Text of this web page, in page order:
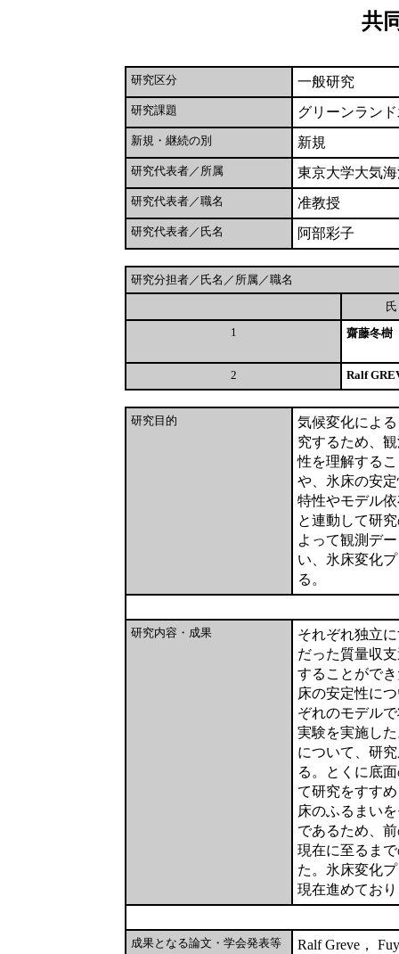
共
研究区分 一般研究
研究課題 グリーンラン
新規・継続の別 新規
研究代表者／所属 東京大学大気
研究代表者／職名 准教授
研究代表者／氏名 阿部彩子
研究分担者／氏名／所属／職名
1
齋藤冬樹
2 Ralf
研究目的
気候変化によ
究するため、
性を理解する
や、氷床の安
特性やモデル依
と連動して研
よって観測デ
い、氷床変化
る。
研究内容・成果
それぞれ独立
だった質量収
することがで
床の安定性に
ぞれのモデル
実験を実施し
について、研
る。とくに底
て研究をすす
床のふるまい
であるため、
現在に至るま
た。氷床変化
現在進めてお
成果となる論文・学会発表等
Ralf Greve，